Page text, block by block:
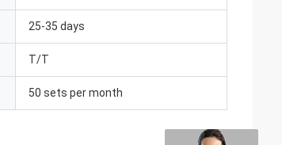
25-35 days
T/T
50 sets per month